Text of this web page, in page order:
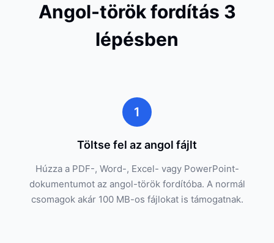
Angol-török fordítás 3
lépésben
1
Töltse fel az angol fájlt
Húzza a PDF-, Word-, Excel- vagy PowerPoint-
dokumentumot az angol-török fordítóba. A normál
csomagok akár 100 MB-os fájlokat is támogatnak.